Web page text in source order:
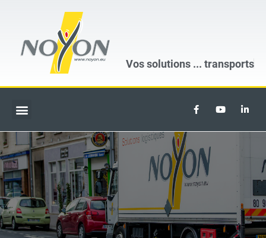
Vos solutions ... transports